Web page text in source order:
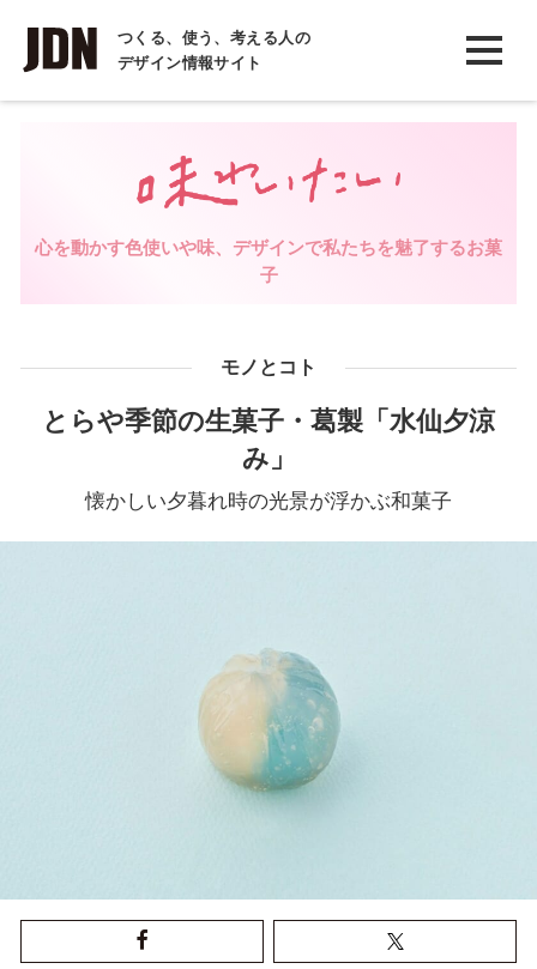
つくる、使う、考える人の
デザイン情報サイト
INTERVIEW
インタビュー
コラム
心を動かす色使いや味、デザインで私たちを魅了するお菓
子
モノとコト
とらや季節の生菓子・葛製「水仙夕涼
み」
懐かしい夕暮れ時の光景が浮かぶ和菓子